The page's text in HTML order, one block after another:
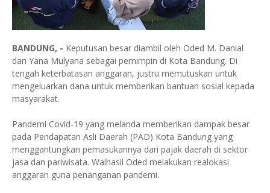
BANDUNG, - Keputusan besar diambil oleh Oded M. Danial
dan Yana Mulyana sebagai pemimpin di Kota Bandung. Di
tengah keterbatasan anggaran, justru memutuskan untuk
mengeluarkan dana untuk memberikan bantuan sosial kepada
masyarakat.
Pandemi Covid-19 yang melanda memberikan dampak besar
pada Pendapatan Asli Daerah (PAD) Kota Bandung yang
menggantungkan pemasukannya dari pajak daerah di sektor
jasa dan pariwisata. Walhasil Oded melakukan realokasi
anggaran guna penanganan pandemi.